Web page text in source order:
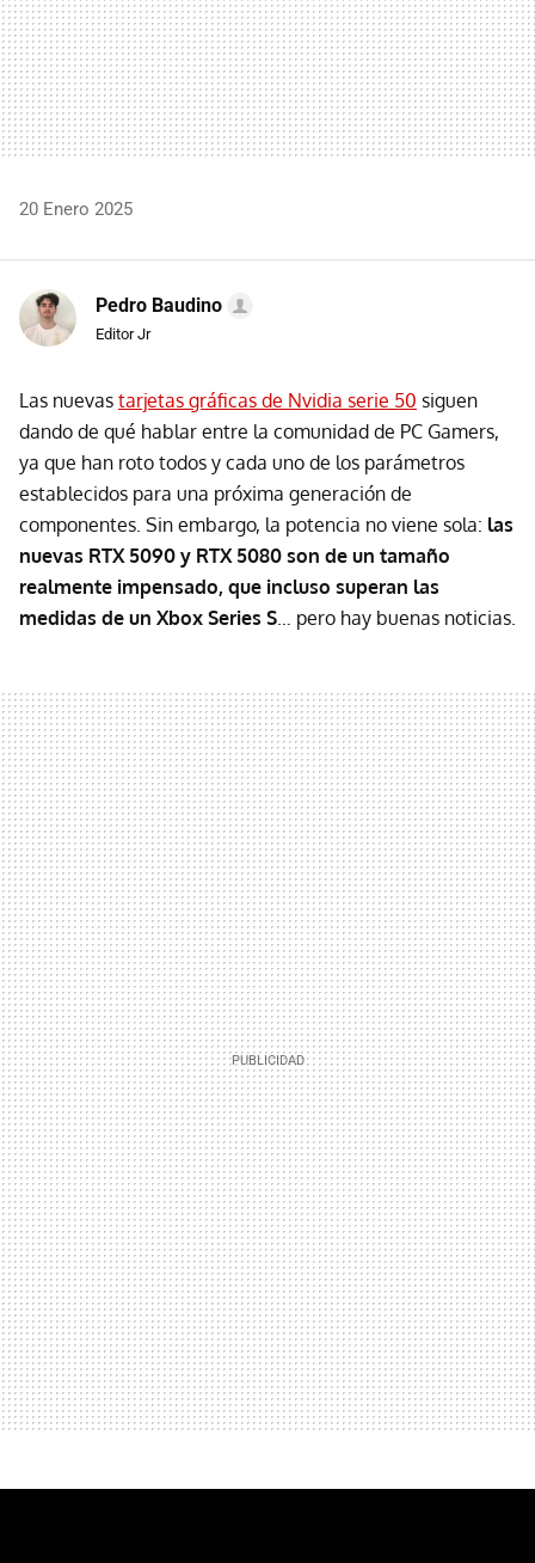
20 Enero 2025
Pedro Baudino
Editor Jr
Las nuevas tarjetas gráficas de Nvidia serie 50 siguen
dando de qué hablar entre la comunidad de PC Gamers,
ya que han roto todos y cada uno de los parámetros
establecidos para una próxima generación de
componentes. Sin embargo, la potencia no viene sola: las
nuevas RTX 5090 y RTX 5080 son de un tamaño
realmente impensado, que incluso superan las
medidas de un Xbox Series S… pero hay buenas noticias.